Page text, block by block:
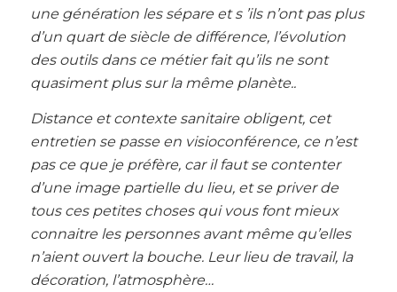
une génération les sépare et s ’ils n’ont pas plus
d’un quart de siècle de différence, l’évolution
des outils dans ce métier fait qu’ils ne sont
quasiment plus sur la même planète..
Distance et contexte sanitaire obligent, cet
entretien se passe en visioconférence, ce n’est
pas ce que je préfère, car il faut se contenter
d’une image partielle du lieu, et se priver de
tous ces petites choses qui vous font mieux
connaitre les personnes avant même qu’elles
n’aient ouvert la bouche. Leur lieu de travail, la
décoration, l’atmosphère…